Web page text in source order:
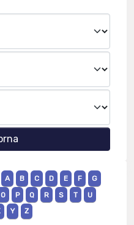
A B C D E F
G
O P Q R S T
U
Y Z